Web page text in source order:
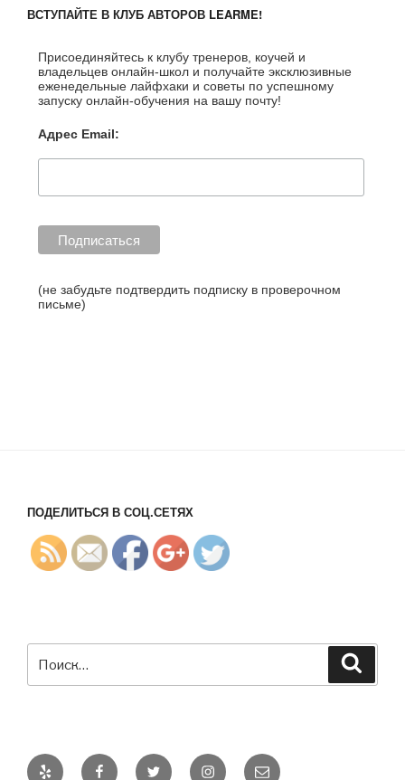
ВСТУПАЙТЕ В КЛУБ АВТОРОВ LEARME!
Присоединяйтесь к клубу тренеров, коучей и
владельцев онлайн-школ и получайте эксклюзивные
еженедельные лайфхаки и советы по успешному
запуску онлайн-обучения на вашу почту!
Адрес Email:
(не забудьте подтвердить подписку в проверочном
письме)
ПОДЕЛИТЬСЯ В СОЦ.СЕТЯХ
D0%B3-
%D0%B0%
D0%BA-
%D0%B1%
1%81%D1
80%D0%B
%D1%81%
0%B7%D0
82/">
Yelp FacebookTwitter InstagramE-